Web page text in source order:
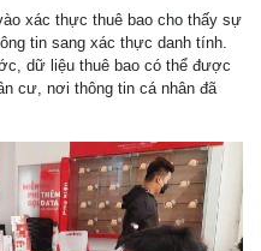
xác thực thuê bao cho thấy sự
tin sang xác thực danh tính.
dữ liệu thuê bao có thể được
cư, nơi thông tin cá nhân đã